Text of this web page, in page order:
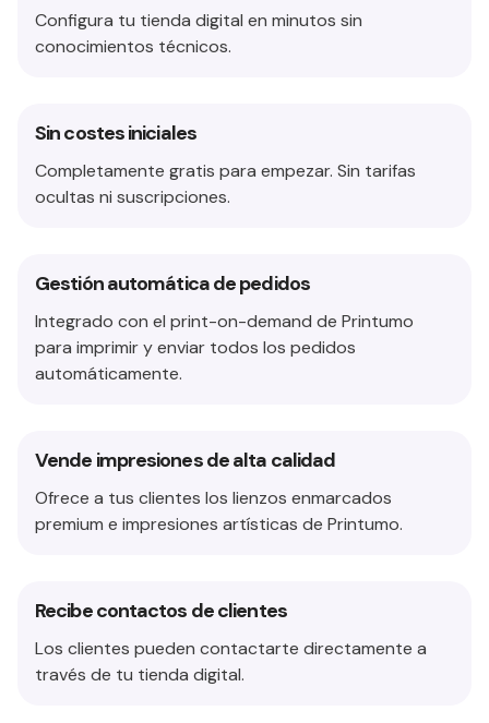
Configura tu tienda digital en minutos sin
conocimientos técnicos.
Sin costes iniciales
Completamente gratis para empezar. Sin tarifas
ocultas ni suscripciones.
Gestión automática de pedidos
Integrado con el print-on-demand de Printumo
para imprimir y enviar todos los pedidos
automáticamente.
Vende impresiones de alta calidad
Ofrece a tus clientes los lienzos enmarcados
premium e impresiones artísticas de Printumo.
Recibe contactos de clientes
Los clientes pueden contactarte directamente a
través de tu tienda digital.